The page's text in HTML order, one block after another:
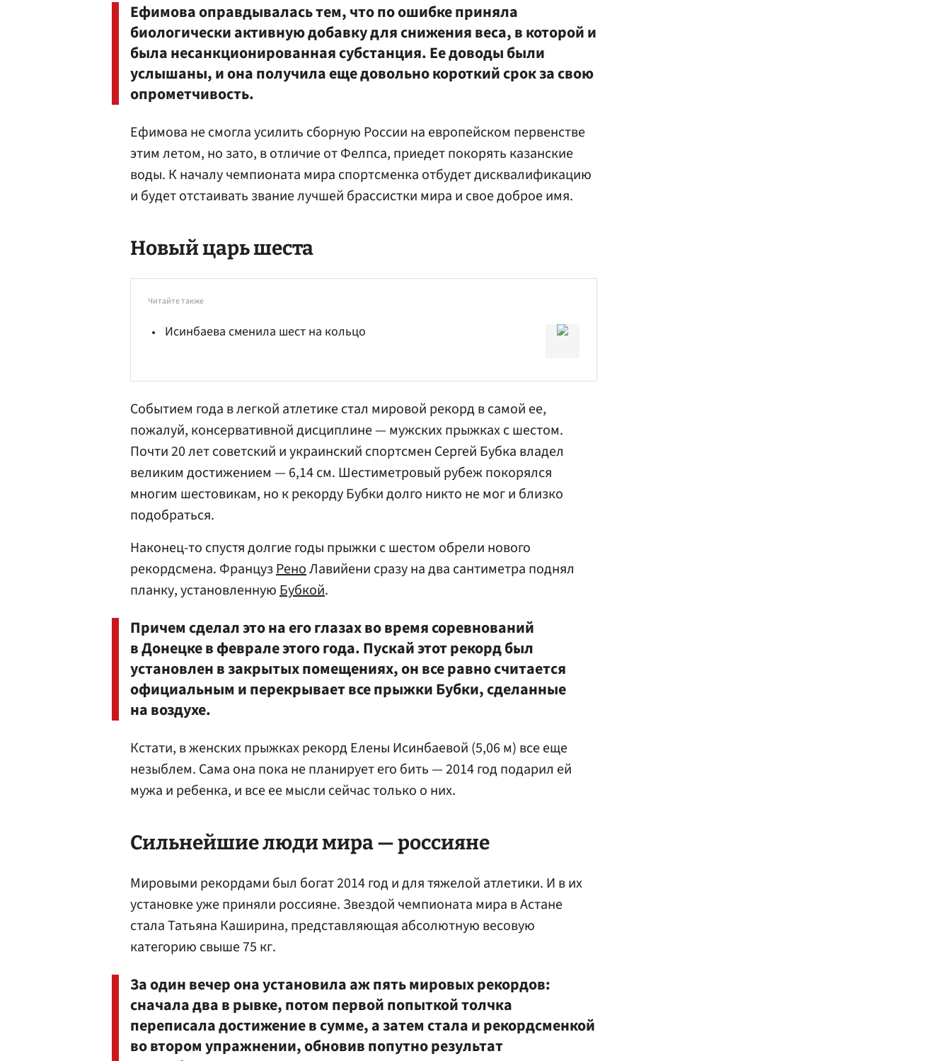
Ефимова оправдывалась тем, что по ошибке приняла
биологически активную добавку для снижения веса, в которой и
была несанкционированная субстанция. Ее доводы были
услышаны, и она получила еще довольно короткий срок за свою
опрометчивость.
Ефимова не смогла усилить сборную России на европейском первенстве
этим летом, но зато, в отличие от Фелпса, приедет покорять казанские
воды. К началу чемпионата мира спортсменка отбудет дисквалификацию
и будет отстаивать звание лучшей брассистки мира и свое доброе имя.
Новый царь шеста
Читайте также
Исинбаева сменила шест на кольцо
Событием года в легкой атлетике стал мировой рекорд в самой ее,
пожалуй, консервативной дисциплине — мужских прыжках с шестом.
Почти 20 лет советский и украинский спортсмен Сергей Бубка владел
великим достижением — 6,14 см. Шестиметровый рубеж покорялся
многим шестовикам, но к рекорду Бубки долго никто не мог и близко
подобраться.
Наконец-то спустя долгие годы прыжки с шестом обрели нового
рекордсмена. ФранцузРеноЛавийени сразу на два сантиметра поднял
планку, установленнуюБубкой.
Причем сделал это на его глазах во время соревнований
в Донецке в феврале этого года. Пускай этот рекорд был
установлен в закрытых помещениях, он все равно считается
официальным и перекрывает все прыжки Бубки, сделанные
на воздухе.
Кстати, в женских прыжках рекорд Елены Исинбаевой (5,06 м) все еще
незыблем. Сама она пока не планирует его бить — 2014 год подарил ей
мужа и ребенка, и все ее мысли сейчас только о них.
Сильнейшие люди мира — россияне
Мировыми рекордами был богат 2014 год и для тяжелой атлетики. И в их
установке уже приняли россияне. Звездой чемпионата мира в Астане
стала Татьяна Каширина, представляющая абсолютную весовую
категорию свыше 75 кг.
За один вечер она установила аж пять мировых рекордов:
сначала два в рывке, потом первой попыткой толчка
переписала достижение в сумме, а затем стала и рекордсменкой
во втором упражнении, обновив попутно результат